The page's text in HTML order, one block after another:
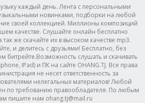
каждый день. Лента с персональными
новинками, подборки на любой
своей коллекцией. Миллионы композиций
качестве. Слушайте онлайн бесплатно
же скачайте их в высоком качестве mp3.
и делитесь с друзьями! Бесплатно, без
битрейте.Возможность слушать и скачивать
IPad) и ПК на сайте OHANG.TJ. Все права
не несет ответственность за
нелегальных материалов! Любой
по требованию правообладателя. По любым
пишите нам ohang.tj@mail.ru